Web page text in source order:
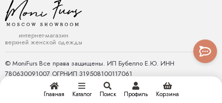
интернет-магазин
верхней женской одежды
© MoniFurs Все права защищены. ИП Бубелло Е.Ю. ИНН
780630091007 ОГРНИП 319508100117061
Главная Каталог Поиск Профиль Корзина